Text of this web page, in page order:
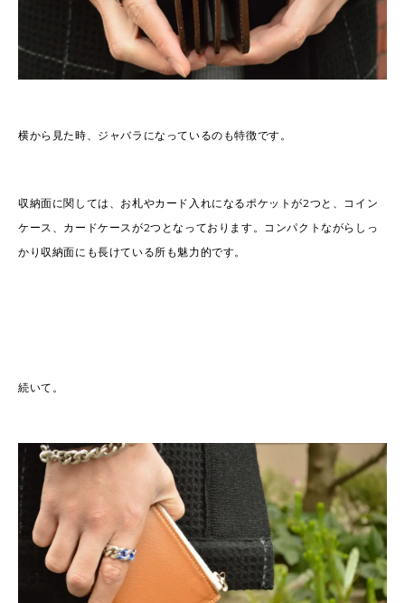
横から見た時、ジャバラになっているのも特徴です。
収納面に関しては、お札やカード入れになるポケットが2つと、コイン
ケース、カードケースが2つとなっております。コンパクトながらしっ
かり収納面にも長けている所も魅力的です。
続いて。